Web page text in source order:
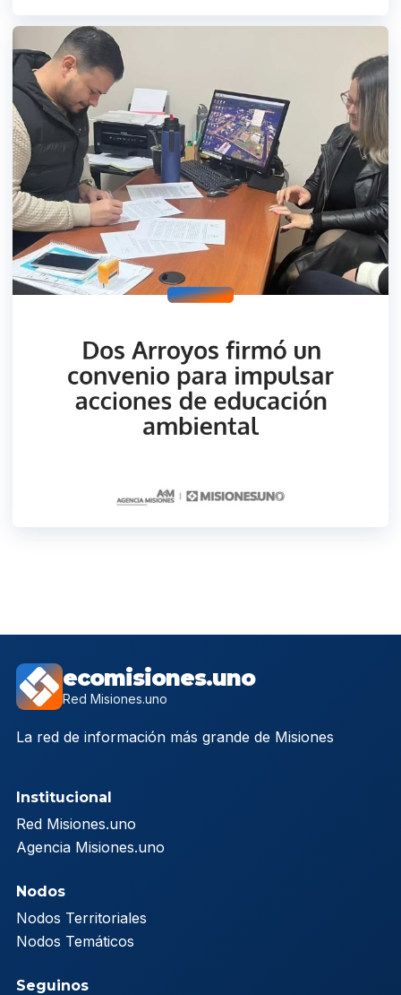
ecomisiones.uno
Red Misiones.uno
La red de información más grande de Misiones
Institucional
Red Misiones.uno
Agencia Misiones.uno
Nodos
Nodos Territoriales
Nodos Temáticos
Seguinos